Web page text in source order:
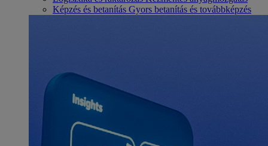
Képzés és betanítás Gyors betanítás és továbbképzés